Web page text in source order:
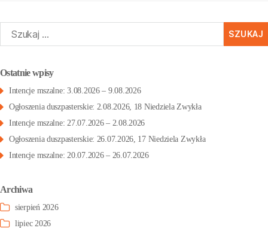
Ostatnie wpisy
Intencje mszalne: 3.08.2026 – 9.08.2026
Ogłoszenia duszpasterskie: 2.08.2026, 18 Niedziela Zwykła
Intencje mszalne: 27.07.2026 – 2.08.2026
Ogłoszenia duszpasterskie: 26.07.2026, 17 Niedziela Zwykła
Intencje mszalne: 20.07.2026 – 26.07.2026
Archiwa
sierpień 2026
lipiec 2026